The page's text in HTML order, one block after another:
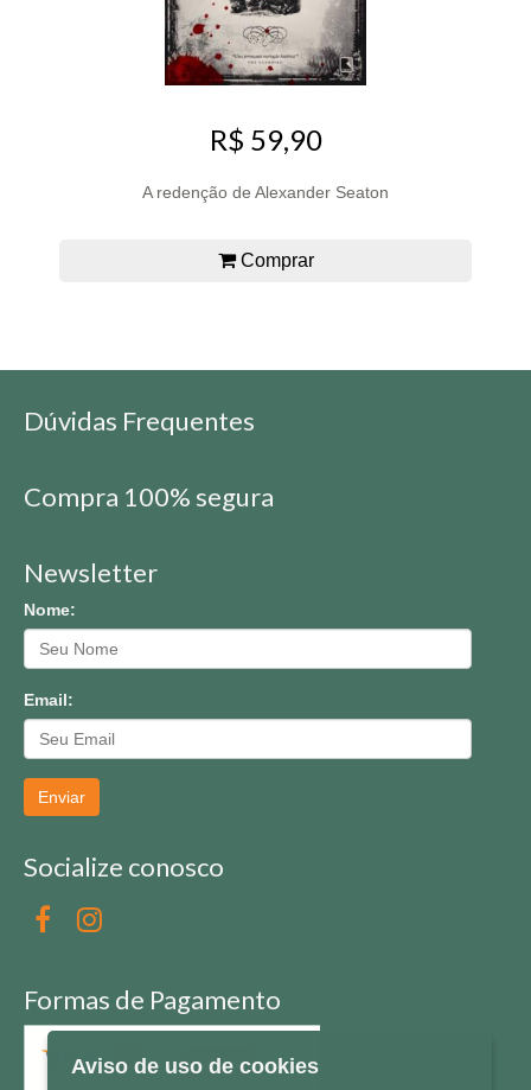
R$ 59,90
A redenção de Alexander Seaton
Comprar
Dúvidas Frequentes
Compra 100% segura
Newsletter
Nome:
Email:
Enviar
Socialize conosco
Formas de Pagamento
Aviso de uso de cookies